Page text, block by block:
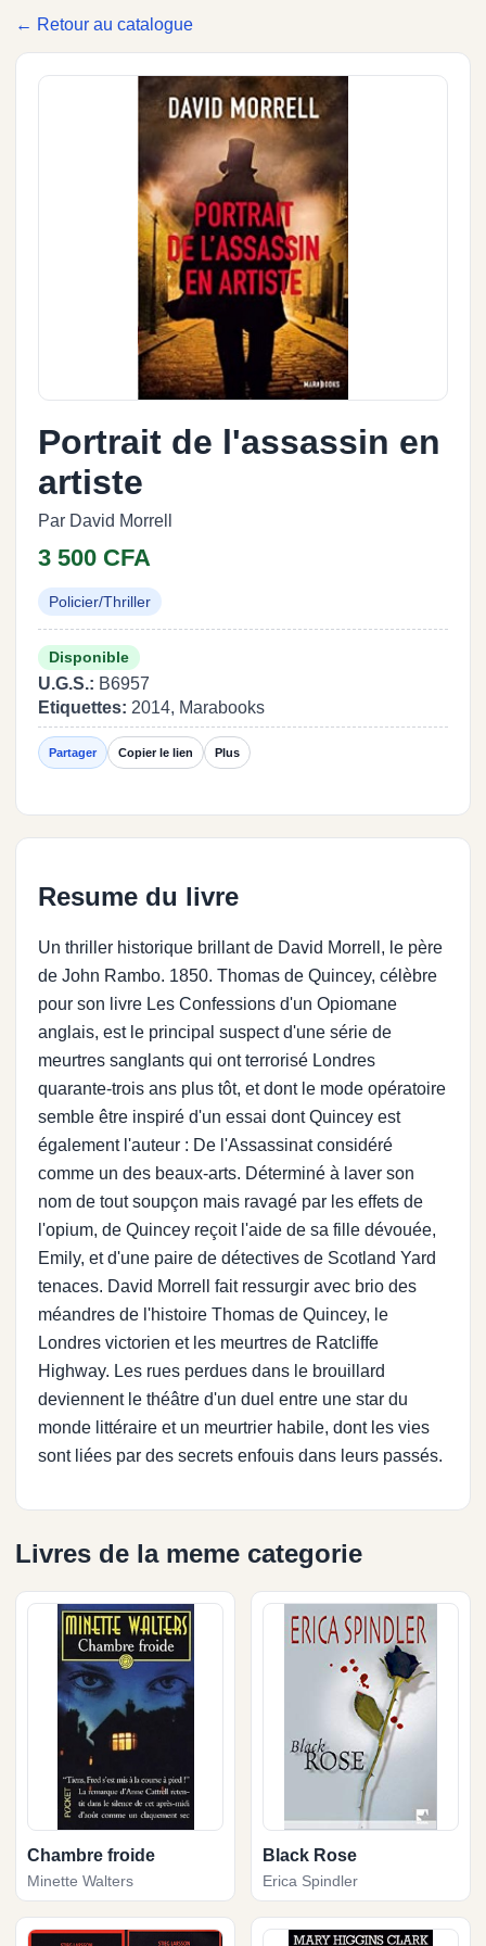
← Retour au catalogue
Portrait de l'assassin en
artiste
Par David Morrell
3 500 CFA
Policier/Thriller
Disponible
U.G.S.: B6957
Etiquettes: 2014, Marabooks
Partager Copier le lien Plus
Resume du livre
Un thriller historique brillant de David Morrell, le père
de John Rambo. 1850. Thomas de Quincey, célèbre
pour son livre Les Confessions d'un Opiomane
anglais, est le principal suspect d'une série de
meurtres sanglants qui ont terrorisé Londres
quarante-trois ans plus tôt, et dont le mode opératoire
semble être inspiré d'un essai dont Quincey est
également l'auteur : De l'Assassinat considéré
comme un des beaux-arts. Déterminé à laver son
nom de tout soupçon mais ravagé par les effets de
l'opium, de Quincey reçoit l'aide de sa fille dévouée,
Emily, et d'une paire de détectives de Scotland Yard
tenaces. David Morrell fait ressurgir avec brio des
méandres de l'histoire Thomas de Quincey, le
Londres victorien et les meurtres de Ratcliffe
Highway. Les rues perdues dans le brouillard
deviennent le théâtre d'un duel entre une star du
monde littéraire et un meurtrier habile, dont les vies
sont liées par des secrets enfouis dans leurs passés.
Livres de la meme categorie
Chambre froide
Minette Walters
Black Rose
Erica Spindler